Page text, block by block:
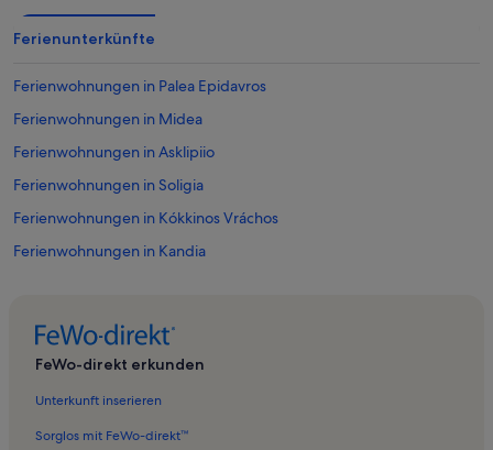
Ferienunterkünfte
Ferienwohnungen in Palea Epidavros
Ferienwohnungen in Midea
Ferienwohnungen in Asklipiio
Ferienwohnungen in Soligia
Ferienwohnungen in Kókkinos Vráchos
Ferienwohnungen in Kandia
Ferienwohnungen in Vivari
FeWo-direkt erkunden
Unterkunft inserieren
Sorglos mit FeWo-direkt™